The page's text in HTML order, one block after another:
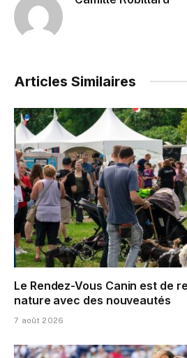
Articles Similaires
Le Rendez-Vous Canin est de
nature avec des nouveautés
7 août 2026